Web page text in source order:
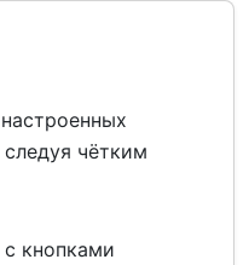
чётким
кнопками